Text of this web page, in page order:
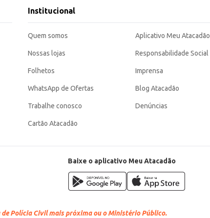
Institucional
Quem somos
Nossas lojas
Folhetos
WhatsApp de Ofertas
Trabalhe conosco
Cartão Atacadão
Aplicativo Meu Atacadão
Responsabilidade Social
Imprensa
Blog Atacadão
Denúncias
Baixe o aplicativo Meu Atacadão
de Polícia Civil mais próxima ou o Ministério Público.